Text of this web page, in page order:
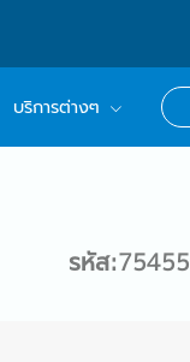
บริการต่างๆ
รหัส:75455